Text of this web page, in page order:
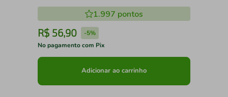
1.997 pontos
R$ 56,90 -5%
No pagamento com Pix
Adicionar ao carrinho